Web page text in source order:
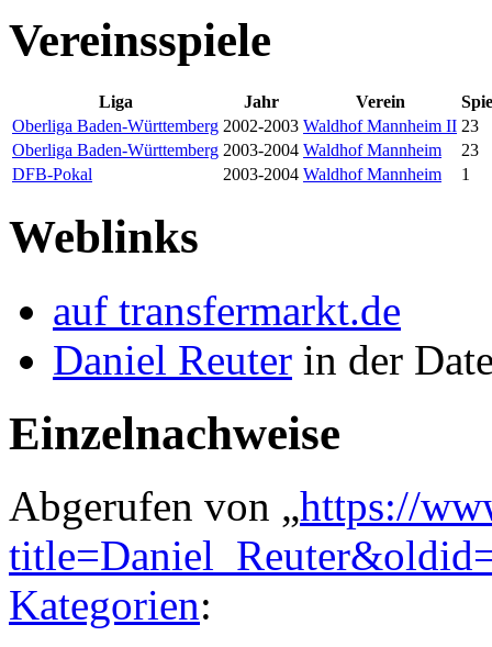
Vereinsspiele
Liga Jahr Verein
Oberliga Baden-Württemberg 2002-2003 Waldhof Mannheim II 23
Oberliga Baden-Württemberg 2003-2004 Waldhof Mannheim
23
DFB-Pokal
2003-2004 Waldhof Mannheim 1
Weblinks
auf transfermarkt.de
Daniel Reuter in der
Einzelnachweise
Abgerufen von „https://
Kategorien: